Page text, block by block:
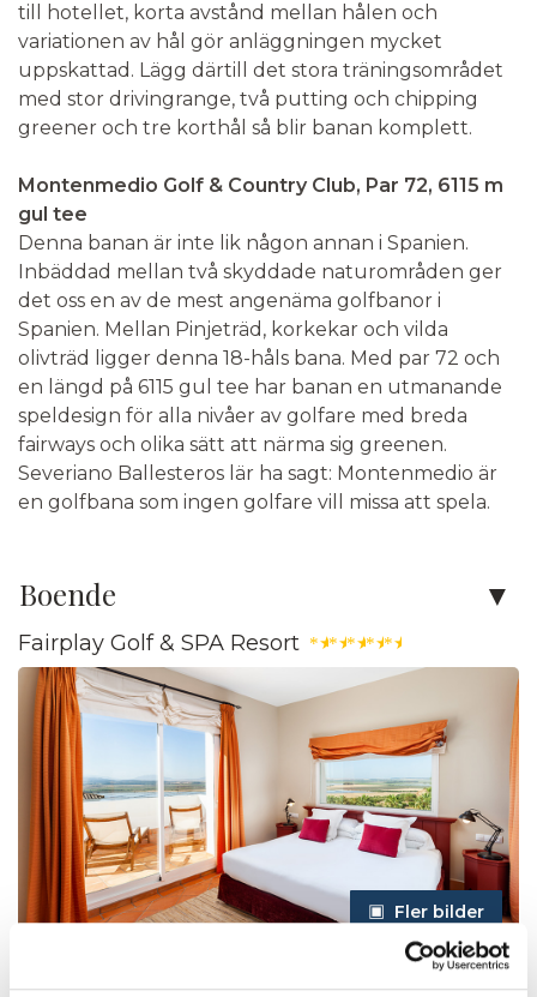
till hotellet, korta avstånd mellan hålen och
variationen av hål gör anläggningen mycket
uppskattad. Lägg därtill det stora träningsområdet
med stor drivingrange, två putting och chipping
greener och tre korthål så blir banan komplett.
Montenmedio Golf & Country Club, Par 72, 6115 m
gul tee
Denna banan är inte lik någon annan i Spanien.
Inbäddad mellan två skyddade naturområden ger
det oss en av de mest angenäma golfbanor i
Spanien. Mellan Pinjeträd, korkekar och vilda
olivträd ligger denna 18-håls bana. Med par 72 och
en längd på 6115 gul tee har banan en utmanande
speldesign för alla nivåer av golfare med breda
fairways och olika sätt att närma sig greenen.
Severiano Ballesteros lär ha sagt: Montenmedio är
en golfbana som ingen golfare vill missa att spela.
Boende
Fairplay Golf & SPA Resort ★★★★★
Fler bilder
Boende